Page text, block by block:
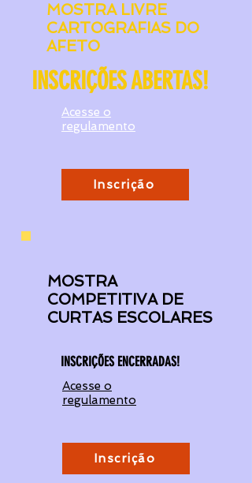
MOSTRA LIVRE
CARTOGRAFIAS DO
AFETO
INSCRIÇÕES ABERTAS!
Acesse o
regulamento
Inscrição
MOSTRA
COMPETITIVA DE
CURTAS ESCOLARES
INSCRIÇÕES ENCERRADAS!
Acesse o
regulamento
Inscrição